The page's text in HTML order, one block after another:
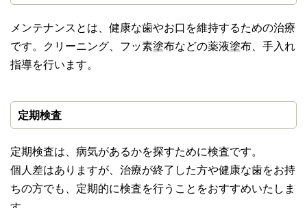
メンテナンスとは、健康な歯やお口を維持するための治療
です。クリーニング、フッ素塗布などの薬液塗布、手入れ
指導を行います。
定期検査
定期検査は、病気があるかを探すために検査です。
個人差はありますが、治療が終了した方や健康な歯をお持
ちの方でも、定期的に検査を行うことをおすすめいたしま